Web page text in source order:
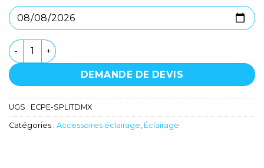
quantité de Splitter DMX 8 sorties - OXO - BBox6
DEMANDE DE DEVIS
UGS : ECPE-SPLITDMX
Catégories : Accessoires éclairage, Éclairage